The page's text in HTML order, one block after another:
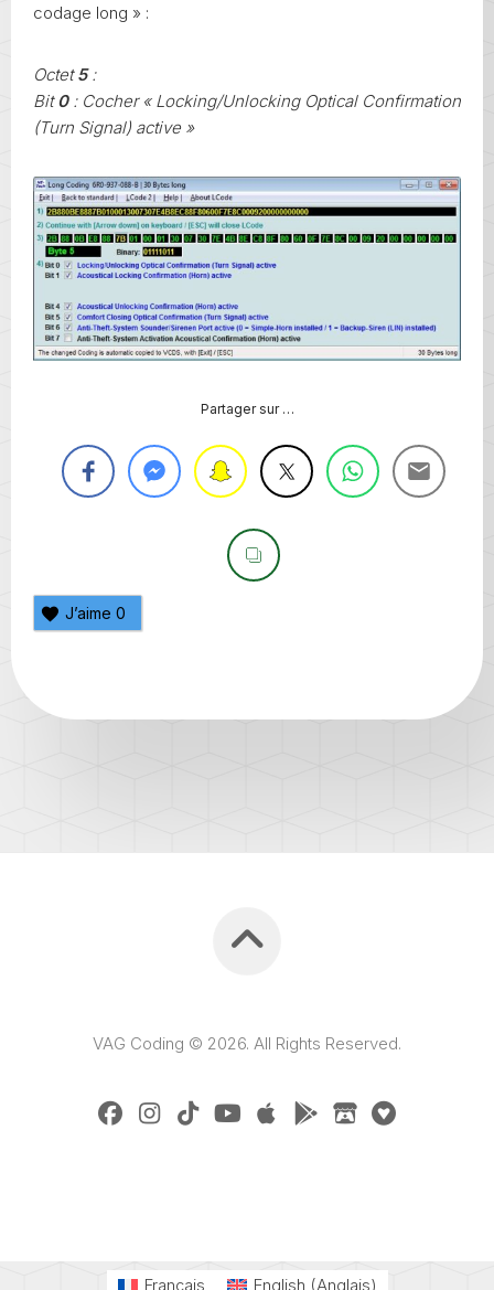
codage long » :
Octet5:
Bit0: Cocher « Locking/Unlocking Optical Confirmation
(Turn Signal) active »
Partager sur …
J’aime 0
VAG Coding © 2026. All Rights Reserved.
Français English (Anglais)